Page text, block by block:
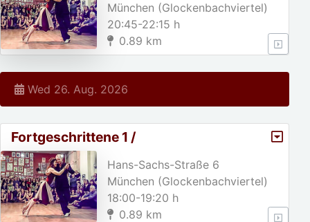
München (Glockenbachviertel)
20:45-22:15 h
0.89 km
Wed 26. Aug. 2026
Fortgeschrittene 1 /
Hans-Sachs-Straße 6
München (Glockenbachviertel)
18:00-19:20 h
0.89 km